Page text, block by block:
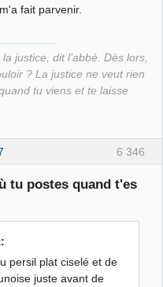
fait parvenir.
justice, dit l’abbé. Dès lors,
? La justice ne veut rien
tu viens et te laisse
6 346
tu postes quand t'es
persil plat ciselé et de
juste avant de